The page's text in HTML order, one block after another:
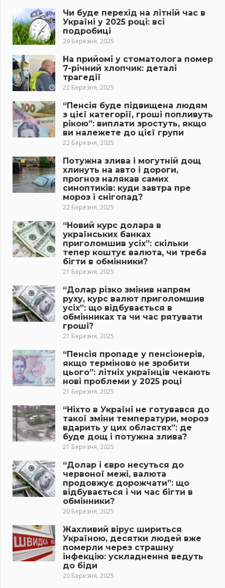
Чи буде перехід на літній час в
Україні у 2025 році: всі
подробиці
29 Березня, 2025
На прийомі у стоматолога помер
7-річний хлопчик: деталі
трагедії
22 Березня, 2025
“Пенсія буде підвищена людям
з цієї категорії, гроші попливуть
рікою”: виплати зростуть, якщо
ви належете до цієї групи
22 Березня, 2025
Потужна злива і могутній дощ
хлинуть на авто і дороги,
прогноз налякав самих
синоптиків: куди завтра пре
мороз і снігопад?
22 Березня, 2025
“Новий курс долара в
українських банках
приголомшив усіх”: скільки
тепер коштує валюта, чи треба
бігти в обмінники?
21 Березня, 2025
“Долар різко змінив напрям
руху, курс валют приголомшив
усіх”: що відбувається в
обмінниках та чи час рятувати
гроші?
21 Березня, 2025
“Пенсія пропаде у пенсіонерів,
якщо терміново не зробити
цього”: літніх українців чекають
нові проблеми у 2025 році
21 Березня, 2025
“Ніхто в Україні не готувався до
такої зміни температури, мороз
вдарить у цих областях”: де
буде дощ і потужна злива?
21 Березня, 2025
“Долар і євро несуться до
червоної межі, валюта
продовжує дорожчати”: що
відбувається і чи час бігти в
обмінники?
20 Березня, 2025
Жахливий вірус шириться
Україною, десятки людей вже
померли через страшну
інфекцію: ускладнення ведуть
до біди
20 Березня, 2025